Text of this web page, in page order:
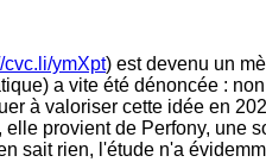
cvc.li/ymXpt) est devenu un
a vite été dénoncée :
à valoriser cette idée en
provient de Perfony,
sait rien, l'étude n'a